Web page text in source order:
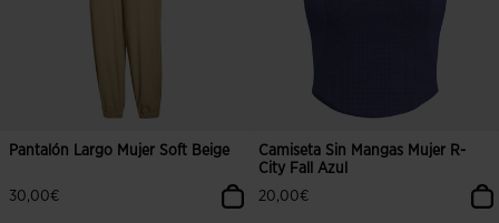
Pantalón Largo Mujer Soft Beige
30,00€
Camiseta Sin Mangas Mujer R-
City Fall Azul
20,00€